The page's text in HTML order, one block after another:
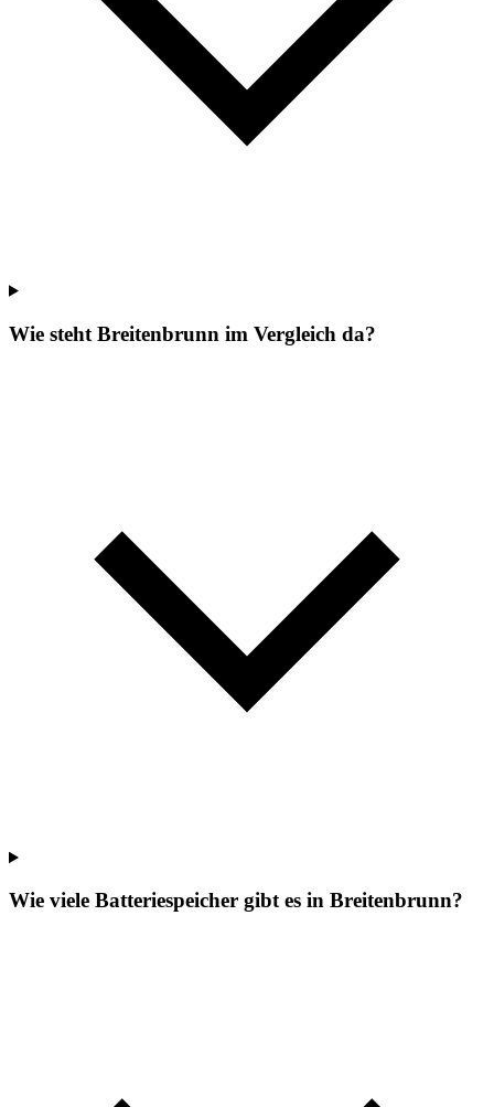
Wie steht Breitenbrunn im Vergleich da?
Wie viele Batteriespeicher gibt es in Breitenbrunn?